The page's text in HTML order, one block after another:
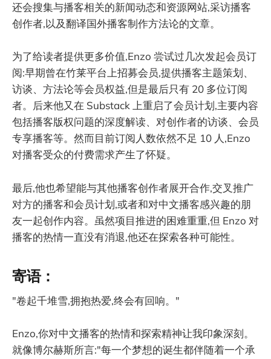
还会搜集与播客相关的新闻动态和资源网站,采访播客
创作者,以及翻译国外播客制作方法论的文章。
为了给读者提供更多价值,Enzo 尝试过几次发起会员订
阅:早期曾在竹莱平台上招募会员,提供播客主题策划、
访谈、方法论等会员权益,但是最后只有 20 多位订阅
者。后来他又在 Substack 上重启了会员计划,主要内容
包括播客版权问题的深度解读、对创作者的访谈、会员
专享播客等。然而目前订阅人数依然不足 10 人,Enzo
对播客受众的付费需求产生了怀疑。
最后,他也希望能与其他播客创作者展开合作,交叉推广
对方的播客和会员计划,或者和对中文播客感兴趣的朋
友一起创作内容。虽然项目推进的困难重重,但 Enzo 对
播客的热情一直没有消退,他还在探索各种可能性。
寄语：
"卷起千堆雪,拥抱热爱,终会有回响。"
Enzo,你对中文播客的热情和探索精神让我印象深刻。
就像博尔赫斯所言:"每一个梦想的诞生都伴随着一个承